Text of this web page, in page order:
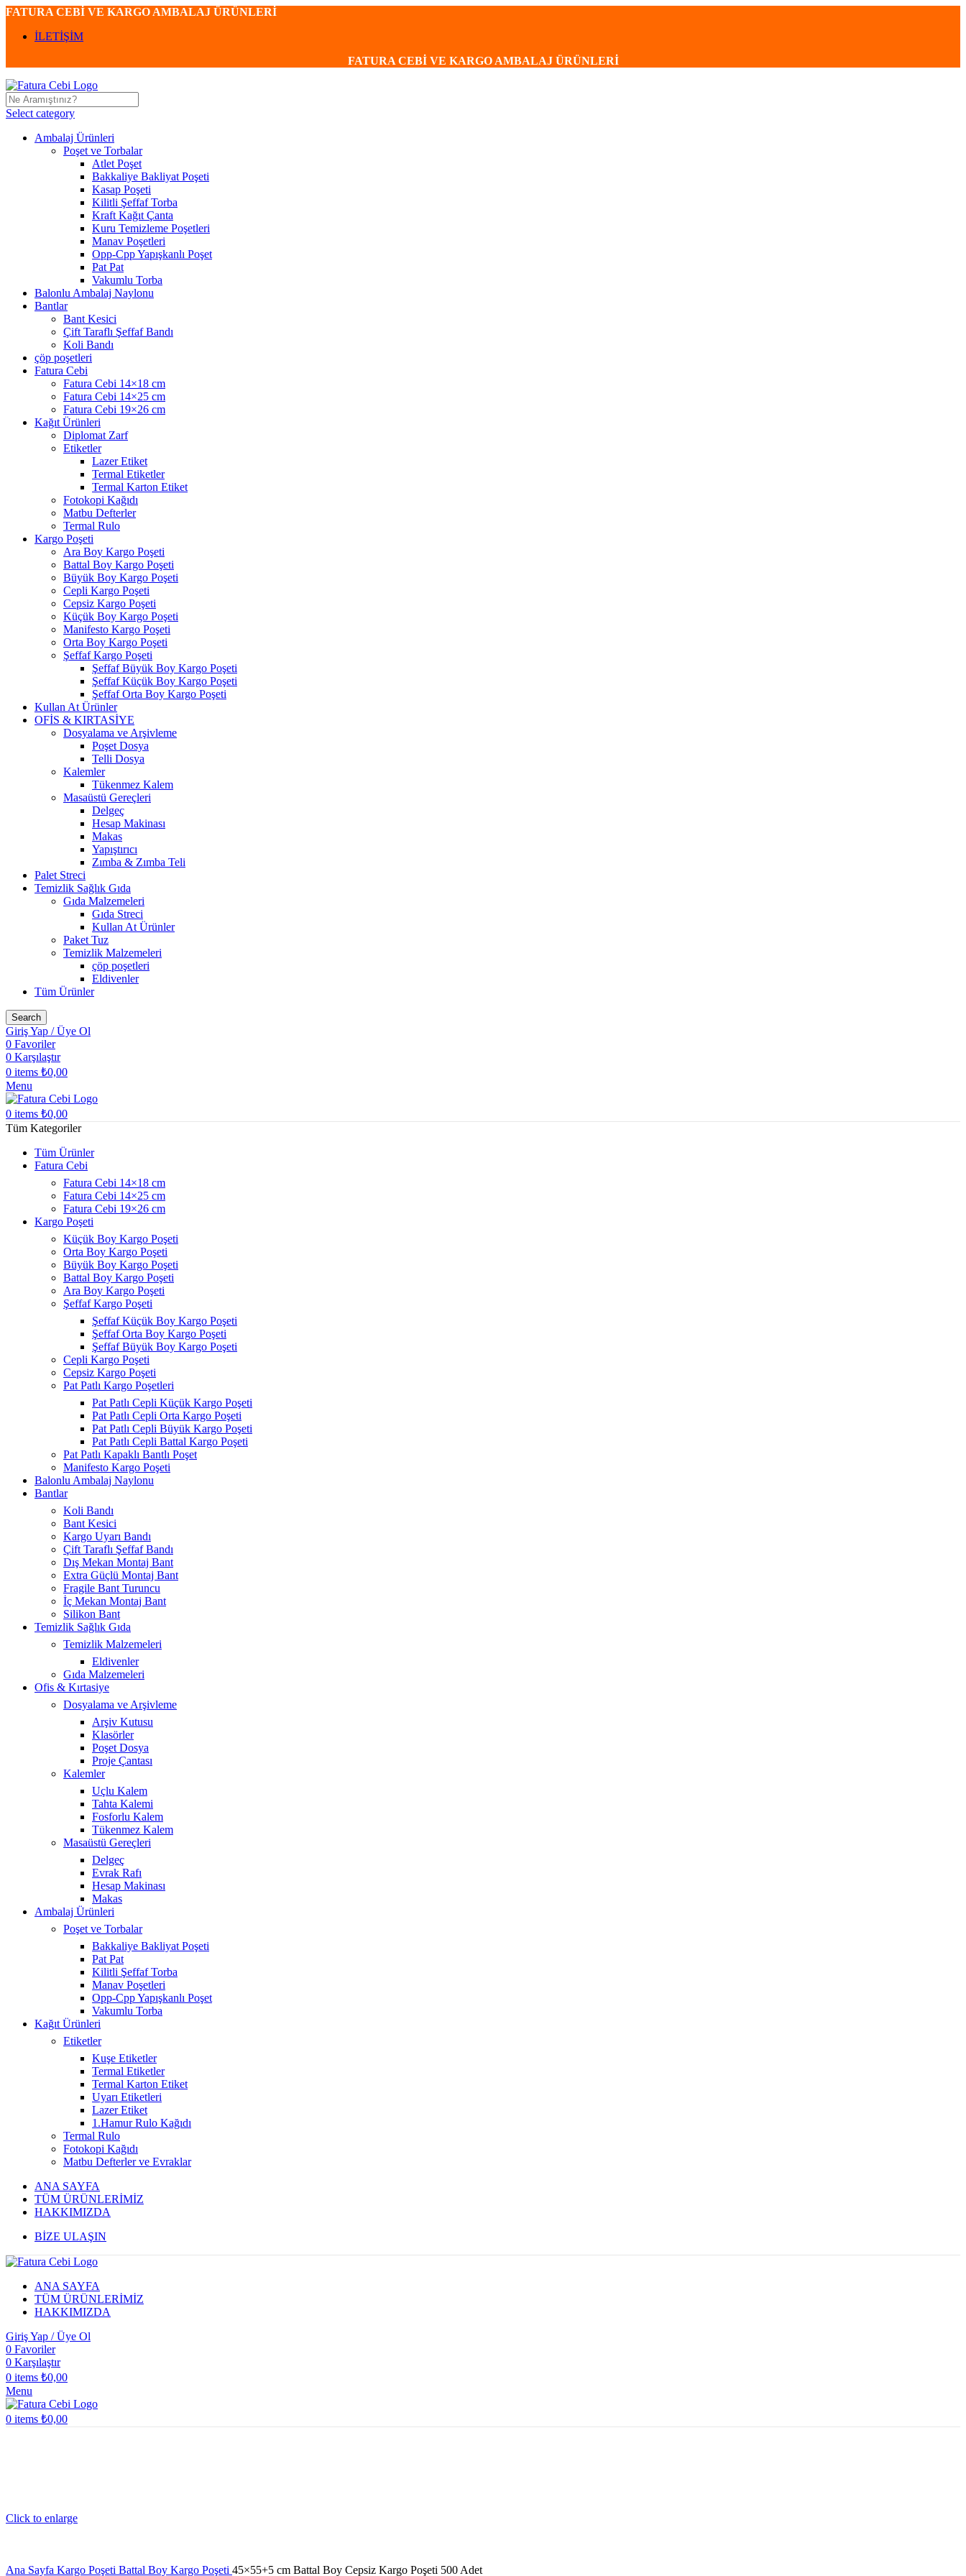
FATURA CEBİ VE KARGO AMBALAJ ÜRÜNLERİ
İLETİŞİM
FATURA CEBİ VE KARGO AMBALAJ ÜRÜNLERİ
Select category
Ambalaj Ürünleri
Poşet ve Torbalar
Atlet Poşet
Bakkaliye Bakliyat Poşeti
Kasap Poşeti
Kilitli Şeffaf Torba
Kraft Kağıt Çanta
Kuru Temizleme Poşetleri
Manav Poşetleri
Opp-Cpp Yapışkanlı Poşet
Pat Pat
Vakumlu Torba
Balonlu Ambalaj Naylonu
Bantlar
Bant Kesici
Çift Taraflı Şeffaf Bandı
Koli Bandı
çöp poşetleri
Fatura Cebi
Fatura Cebi 14×18 cm
Fatura Cebi 14×25 cm
Fatura Cebi 19×26 cm
Kağıt Ürünleri
Diplomat Zarf
Etiketler
Lazer Etiket
Termal Etiketler
Termal Karton Etiket
Fotokopi Kağıdı
Matbu Defterler
Termal Rulo
Kargo Poşeti
Ara Boy Kargo Poşeti
Battal Boy Kargo Poşeti
Büyük Boy Kargo Poşeti
Cepli Kargo Poşeti
Cepsiz Kargo Poşeti
Küçük Boy Kargo Poşeti
Manifesto Kargo Poşeti
Orta Boy Kargo Poşeti
Şeffaf Kargo Poşeti
Şeffaf Büyük Boy Kargo Poşeti
Şeffaf Küçük Boy Kargo Poşeti
Şeffaf Orta Boy Kargo Poşeti
Kullan At Ürünler
OFİS & KIRTASİYE
Dosyalama ve Arşivleme
Poşet Dosya
Telli Dosya
Kalemler
Tükenmez Kalem
Masaüstü Gereçleri
Delgeç
Hesap Makinası
Makas
Yapıştırıcı
Zımba & Zımba Teli
Palet Streci
Temizlik Sağlık Gıda
Gıda Malzemeleri
Gıda Streci
Kullan At Ürünler
Paket Tuz
Temizlik Malzemeleri
çöp poşetleri
Eldivenler
Tüm Ürünler
Search
Giriş Yap / Üye Ol
0 Favoriler
0 Karşılaştır
0 items ₺0,00
Menu
0 items ₺0,00
Tüm Kategoriler
Tüm Ürünler
Fatura Cebi
Fatura Cebi 14×18 cm
Fatura Cebi 14×25 cm
Fatura Cebi 19×26 cm
Kargo Poşeti
Küçük Boy Kargo Poşeti
Orta Boy Kargo Poşeti
Büyük Boy Kargo Poşeti
Battal Boy Kargo Poşeti
Ara Boy Kargo Poşeti
Şeffaf Kargo Poşeti
Şeffaf Küçük Boy Kargo Poşeti
Şeffaf Orta Boy Kargo Poşeti
Şeffaf Büyük Boy Kargo Poşeti
Cepli Kargo Poşeti
Cepsiz Kargo Poşeti
Pat Patlı Kargo Poşetleri
Pat Patlı Cepli Küçük Kargo Poşeti
Pat Patlı Cepli Orta Kargo Poşeti
Pat Patlı Cepli Büyük Kargo Poşeti
Pat Patlı Cepli Battal Kargo Poşeti
Pat Patlı Kapaklı Bantlı Poşet
Manifesto Kargo Poşeti
Balonlu Ambalaj Naylonu
Bantlar
Koli Bandı
Bant Kesici
Kargo Uyarı Bandı
Çift Taraflı Şeffaf Bandı
Dış Mekan Montaj Bant
Extra Güçlü Montaj Bant
Fragile Bant Turuncu
İç Mekan Montaj Bant
Silikon Bant
Temizlik Sağlık Gıda
Temizlik Malzemeleri
Eldivenler
Gıda Malzemeleri
Ofis & Kırtasiye
Dosyalama ve Arşivleme
Arşiv Kutusu
Klasörler
Poşet Dosya
Proje Çantası
Kalemler
Uçlu Kalem
Tahta Kalemi
Fosforlu Kalem
Tükenmez Kalem
Masaüstü Gereçleri
Delgeç
Evrak Rafı
Hesap Makinası
Makas
Ambalaj Ürünleri
Poşet ve Torbalar
Bakkaliye Bakliyat Poşeti
Pat Pat
Kilitli Şeffaf Torba
Manav Poşetleri
Opp-Cpp Yapışkanlı Poşet
Vakumlu Torba
Kağıt Ürünleri
Etiketler
Kuşe Etiketler
Termal Etiketler
Termal Karton Etiket
Uyarı Etiketleri
Lazer Etiket
1.Hamur Rulo Kağıdı
Termal Rulo
Fotokopi Kağıdı
Matbu Defterler ve Evraklar
ANA SAYFA
TÜM ÜRÜNLERİMİZ
HAKKIMIZDA
BİZE ULAŞIN
ANA SAYFA
TÜM ÜRÜNLERİMİZ
HAKKIMIZDA
Giriş Yap / Üye Ol
0 Favoriler
0 Karşılaştır
0 items ₺0,00
Menu
0 items ₺0,00
Click to enlarge
Ana Sayfa Kargo Poşeti Battal Boy Kargo Poşeti 45×55+5 cm Battal Boy Cepsiz Kargo Poşeti 500 Adet